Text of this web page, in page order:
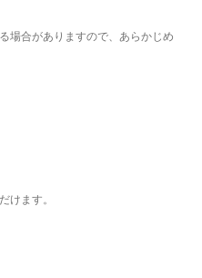
場合がありますので、あらかじめ
けます。